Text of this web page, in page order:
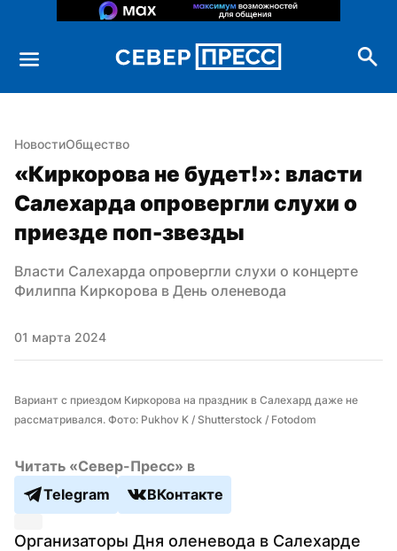
НовостиОбщество
«Киркорова не будет!»: власти
Салехарда опровергли слухи о
приезде поп-звезды
Власти Салехарда опровергли слухи о концерте
Филиппа Киркорова в День оленевода
01 марта 2024
Вариант с приездом Киркорова на праздник в Салехард даже не
рассматривался. Фото: Pukhov K / Shutterstock / Fotodom
Читать «Север-Пресс» в
Telegram
ВКонтакте
Организаторы Дня оленевода в Салехарде